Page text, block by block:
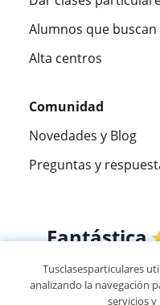
Alumnos que
Alta centros
Comunidad
Novedades y Blog
Preguntas y
Fantástica
305883
Tusclasesparticulares
analizando la navegación
servicios